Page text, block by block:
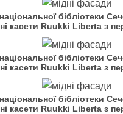
бібліотеки
касети Ruukki Liberta з
бібліотеки
касети Ruukki Liberta з
бібліотеки
касети Ruukki Liberta з